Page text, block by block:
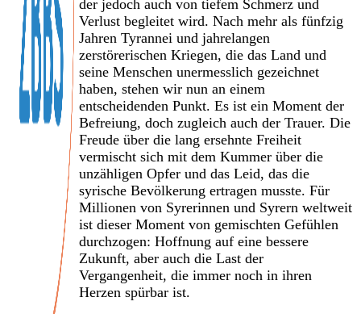
der jedoch auch von tiefem Schmerz und
Verlust begleitet wird. Nach mehr als fünfzig
Jahren Tyrannei und jahrelangen
zerstörerischen Kriegen, die das Land und
seine Menschen unermesslich gezeichnet
haben, stehen wir nun an einem
entscheidenden Punkt. Es ist ein Moment der
Befreiung, doch zugleich auch der Trauer. Die
Freude über die lang ersehnte Freiheit
vermischt sich mit dem Kummer über die
unzähligen Opfer und das Leid, das die
syrische Bevölkerung ertragen musste. Für
Millionen von Syrerinnen und Syrern weltweit
ist dieser Moment von gemischten Gefühlen
durchzogen: Hoffnung auf eine bessere
Zukunft, aber auch die Last der
Vergangenheit, die immer noch in ihren
Herzen spürbar ist.